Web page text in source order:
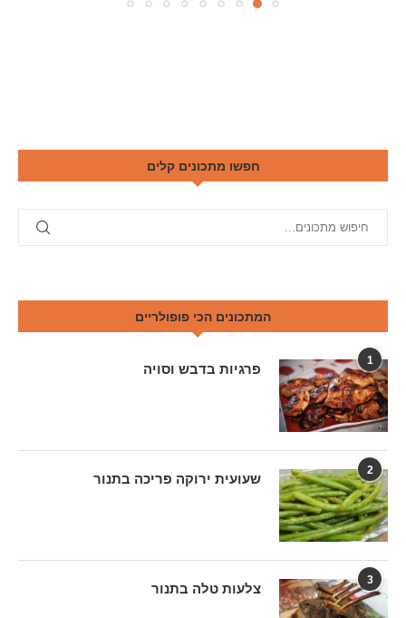
חפשו מתכונים קלים
המתכונים הכי פופולריים
1
פרגיות בדבש וסויה
2
שעועית ירוקה פריכה בתנור
3
צלעות טלה בתנור